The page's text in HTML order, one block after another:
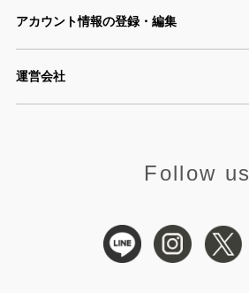
アカウント情報の登録・編集
運営会社
Follow us